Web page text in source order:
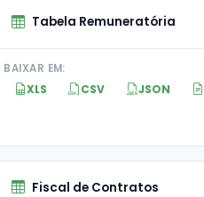
Tabela Remuneratória
BAIXAR EM:
XLS CSV JSON
Fiscal de Contratos